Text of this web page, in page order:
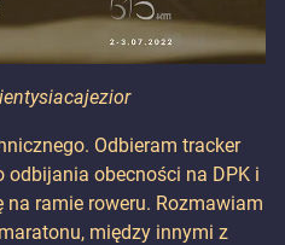
Odbieram tracker
odbijania obecności na DPK i
na ramie roweru. Rozmawiam
między innymi z